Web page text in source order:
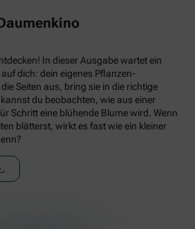
In dieser Ausgabe wartet ein
dich: dein eigenes Pflanzen-
Seiten aus, bring sie in die richtige
du beobachten, wie aus einer
Schritt eine blühende Blume wird. Wenn
blätterst, wirkt es fast wie ein kleiner